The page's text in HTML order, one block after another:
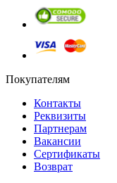
Покупателям
Контакты
Реквизиты
Партнерам
Вакансии
Сертификаты
Возврат